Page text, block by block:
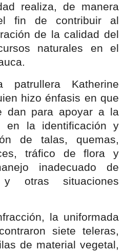
realiza, de manera
fin de contribuir al
de la calidad del
naturales en el
Katherine
hizo énfasis en que
dan para apoyar a la
en la identificación y
de talas, quemas,
tráfico de flora y
inadecuado de
otras situaciones
la uniformada
siete teleras,
de material vegetal,